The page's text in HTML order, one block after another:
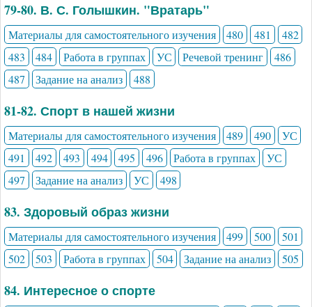
79-80. В. С. Голышкин. "Вратарь"
Материалы для самостоятельного изучения 480 481
482
483
484 Работа в группах УС Речевой тренинг
486
487
Задание на анализ 488
81-82. Спорт в нашей жизни
Материалы для самостоятельного изучения 489 490
УС
491
492 493 494 495 496 Работа в группах
УС
497
Задание на анализ УС 498
83. Здоровый образ жизни
Материалы для самостоятельного изучения 499 500
501
502
503 Работа в группах 504 Задание на анализ 505
84. Интересное о спорте